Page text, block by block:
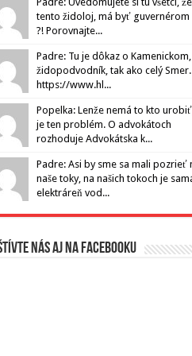
tento židoloj, má byť guvernérom
?! Porovnajte...
Padre: Tu je dôkaz o
židopodvodník, tak ako celý Smer.
https://www.hl...
Popelka: Lenže nemá to kto
je ten problém. O advokátoch
rozhoduje Advokátska k...
Padre: Asi by sme sa mali pozrieť
naše toky, na našich tokoch je
elektráreň vod...
nás aj na Facebooku